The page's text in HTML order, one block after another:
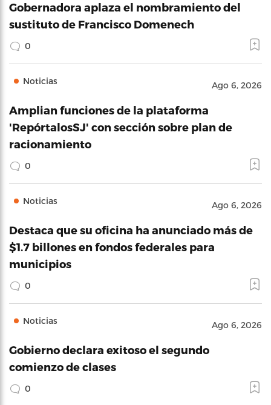
Gobernadora aplaza el nombramiento del
sustituto de Francisco Domenech
0
Noticias Ago 6, 2026
Amplian funciones de la plataforma
'RepórtalosSJ' con sección sobre plan de
racionamiento
0
Noticias Ago 6, 2026
Destaca que su oficina ha anunciado más de
$1.7 billones en fondos federales para
municipios
0
Noticias Ago 6, 2026
Gobierno declara exitoso el segundo
comienzo de clases
0